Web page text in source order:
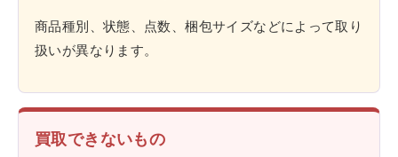
商品種別、状態、点数、梱包サイズなどによって取り
扱いが異なります。
買取できないもの